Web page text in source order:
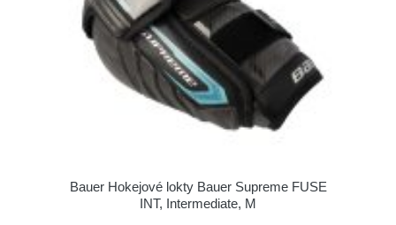
Bauer Hokejové lokty Bauer Supreme FUSE
INT, Intermediate, M